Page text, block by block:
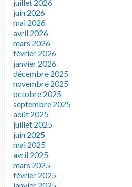
juillet 2026
juin 2026
mai 2026
avril 2026
mars 2026
février 2026
janvier 2026
décembre 2025
novembre 2025
octobre 2025
septembre 2025
août 2025
juillet 2025
juin 2025
mai 2025
avril 2025
mars 2025
février 2025